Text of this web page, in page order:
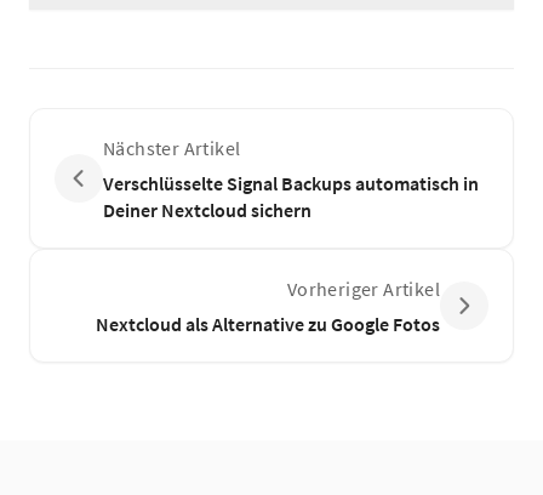
Nächster Artikel
Verschlüsselte Signal Backups automatisch in
Deiner Nextcloud sichern
Vorheriger Artikel
Nextcloud als Alternative zu Google Fotos